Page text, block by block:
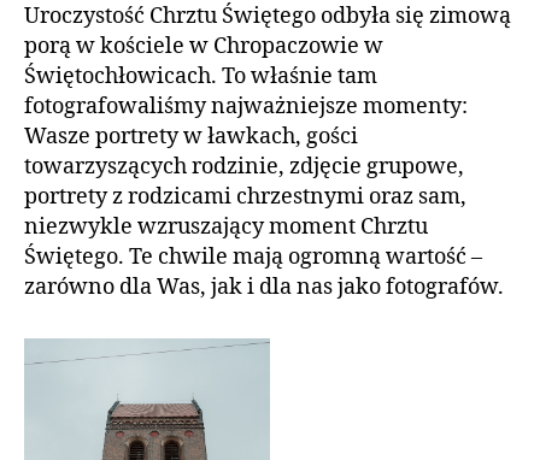
Uroczystość Chrztu Świętego odbyła się zimową
porą w kościele w Chropaczowie w
Świętochłowicach. To właśnie tam
fotografowaliśmy najważniejsze momenty:
Wasze portrety w ławkach, gości
towarzyszących rodzinie, zdjęcie grupowe,
portrety z rodzicami chrzestnymi oraz sam,
niezwykle wzruszający moment Chrztu
Świętego. Te chwile mają ogromną wartość –
zarówno dla Was, jak i dla nas jako fotografów.